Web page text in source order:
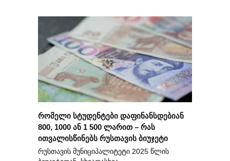
რომელი სტუდენტები დაფინანსდებიან
800, 1000 ან 1 500 ლარით – რას
ითვალისწინებს რუსთავის ბიუჯეტი
რუსთავის მუნიციპალიტეტი 2025 წლის